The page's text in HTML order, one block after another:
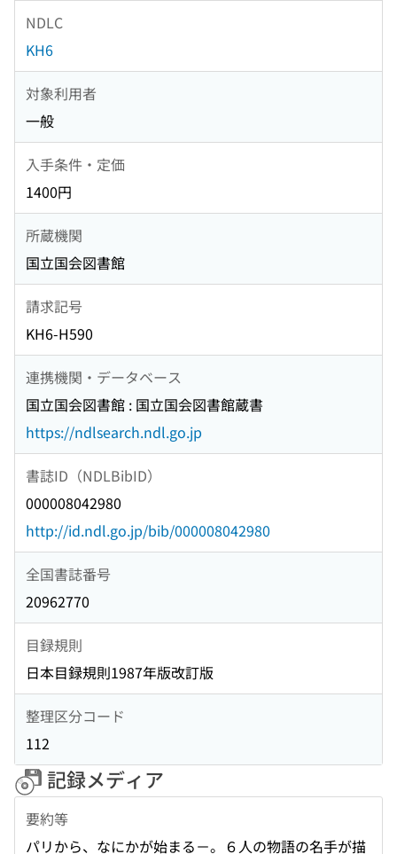
NDLC
KH6
対象利用者
一般
入手条件・定価
1400円
所蔵機関
国立国会図書館
請求記号
KH6-H590
連携機関・データベース
国立国会図書館 : 国立国会図書館蔵書
https://ndlsearch.ndl.go.jp
書誌ID（NDLBibID）
000008042980
http://id.ndl.go.jp/bib/000008042980
全国書誌番号
20962770
目録規則
日本目録規則1987年版改訂版
整理区分コード
112
記録メディア
要約等
パリから、なにかが始まる－。６人の物語の名手が描